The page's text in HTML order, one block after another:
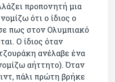
προπονητή μια
ότι ο ίδιος ο
πως στον Ολυμπιακό
Ο ίδιος όταν
ανέλαβε ένα
αήττητο). Όταν
πάλι πρώτη βρήκε